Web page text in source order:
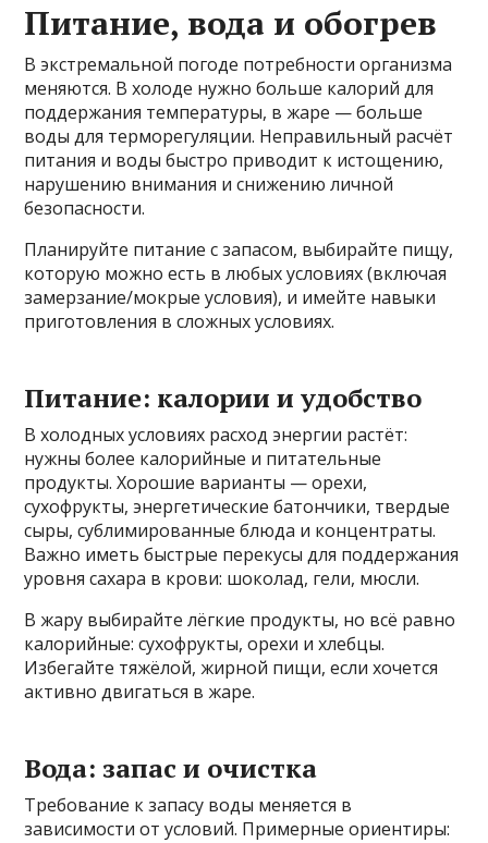
Питание, вода и обогрев
В экстремальной погоде потребности организма
меняются. В холоде нужно больше калорий для
поддержания температуры, в жаре — больше
воды для терморегуляции. Неправильный расчёт
питания и воды быстро приводит к истощению,
нарушению внимания и снижению личной
безопасности.
Планируйте питание с запасом, выбирайте пищу,
которую можно есть в любых условиях (включая
замерзание/мокрые условия), и имейте навыки
приготовления в сложных условиях.
Питание: калории и удобство
В холодных условиях расход энергии растёт:
нужны более калорийные и питательные
продукты. Хорошие варианты — орехи,
сухофрукты, энергетические батончики, твердые
сыры, сублимированные блюда и концентраты.
Важно иметь быстрые перекусы для поддержания
уровня сахара в крови: шоколад, гели, мюсли.
В жару выбирайте лёгкие продукты, но всё равно
калорийные: сухофрукты, орехи и хлебцы.
Избегайте тяжёлой, жирной пищи, если хочется
активно двигаться в жаре.
Вода: запас и очистка
Требование к запасу воды меняется в
зависимости от условий. Примерные ориентиры: